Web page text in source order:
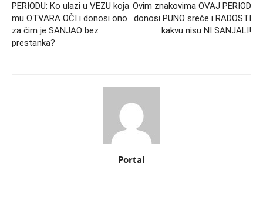
PERIODU: Ko ulazi u VEZU koja
mu OTVARA OČI i donosi ono
za čim je SANJAO bez
prestanka?
Ovim znakovima OVAJ PERIOD
donosi PUNO sreće i RADOSTI
kakvu nisu NI SANJALI!
Portal